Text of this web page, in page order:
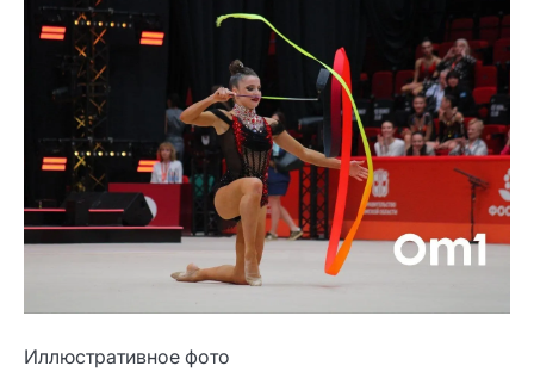
Иллюстративное фото